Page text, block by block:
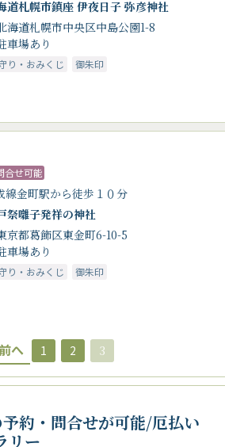
道札幌市鎮座 伊夜日子 弥彦神社
海道札幌市中央区中島公園1-8
車場あり
り・おみくじ 御朱印
合せ可能
線金町駅から徒歩１０分
祭囃子発祥の神社
京都葛飾区東金町6-10-5
車場あり
り・おみくじ 御朱印
前へ 1 2 3
約・問合せが可能/厄払い
リー